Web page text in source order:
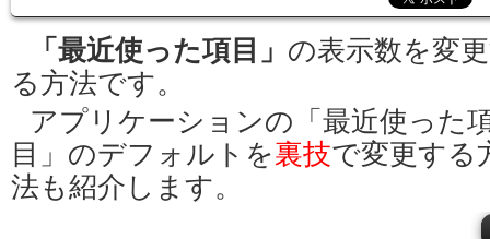
「最近使った項目」 の表示数を変
る方法です。
アプリケーションの「最近使った
目」のデフォルトを裏技で変更する
法も紹介します。